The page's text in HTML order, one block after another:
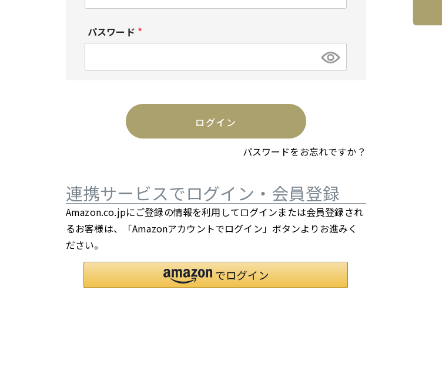
パスワード
(
ログイン
パスワードをお忘れですか？
連携サービスでログイン・会員登録
Amazon.co.jpにご登録の情報を利用してログインまたは会員登録され
るお客様は、「Amazonアカウントでログイン」ボタンよりお進みく
ださい。